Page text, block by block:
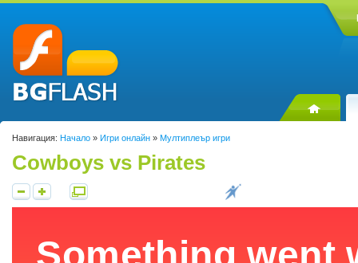
Навигация: Начало » Игри онлайн » Мултиплеър игри
Cowboys vs Pirates